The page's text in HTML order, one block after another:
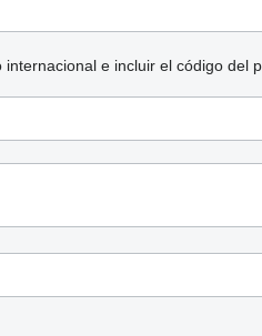
e incluir el código del